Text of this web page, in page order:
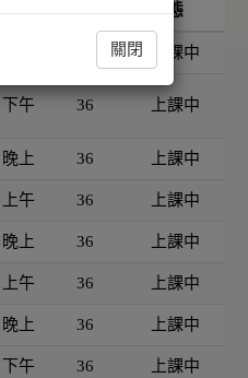
時段 時數 狀態
上課中
下午 36 上課中
晚上 36 上課中
上午 36 上課中
晚上 36 上課中
上午 36 上課中
晚上 36 上課中
下午 36 上課中
關閉